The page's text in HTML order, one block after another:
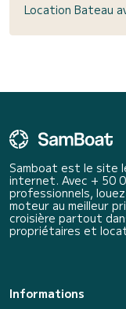
Location Bateau
Samboat est le site
internet. Avec + 50
professionnels,
moteur au meilleur
croisière partout
propriétaires et
Informations